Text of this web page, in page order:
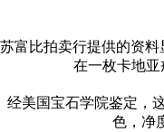
苏富比拍卖行提供的资
在一枚卡地亚
经美国宝石学院鉴定，
色，净